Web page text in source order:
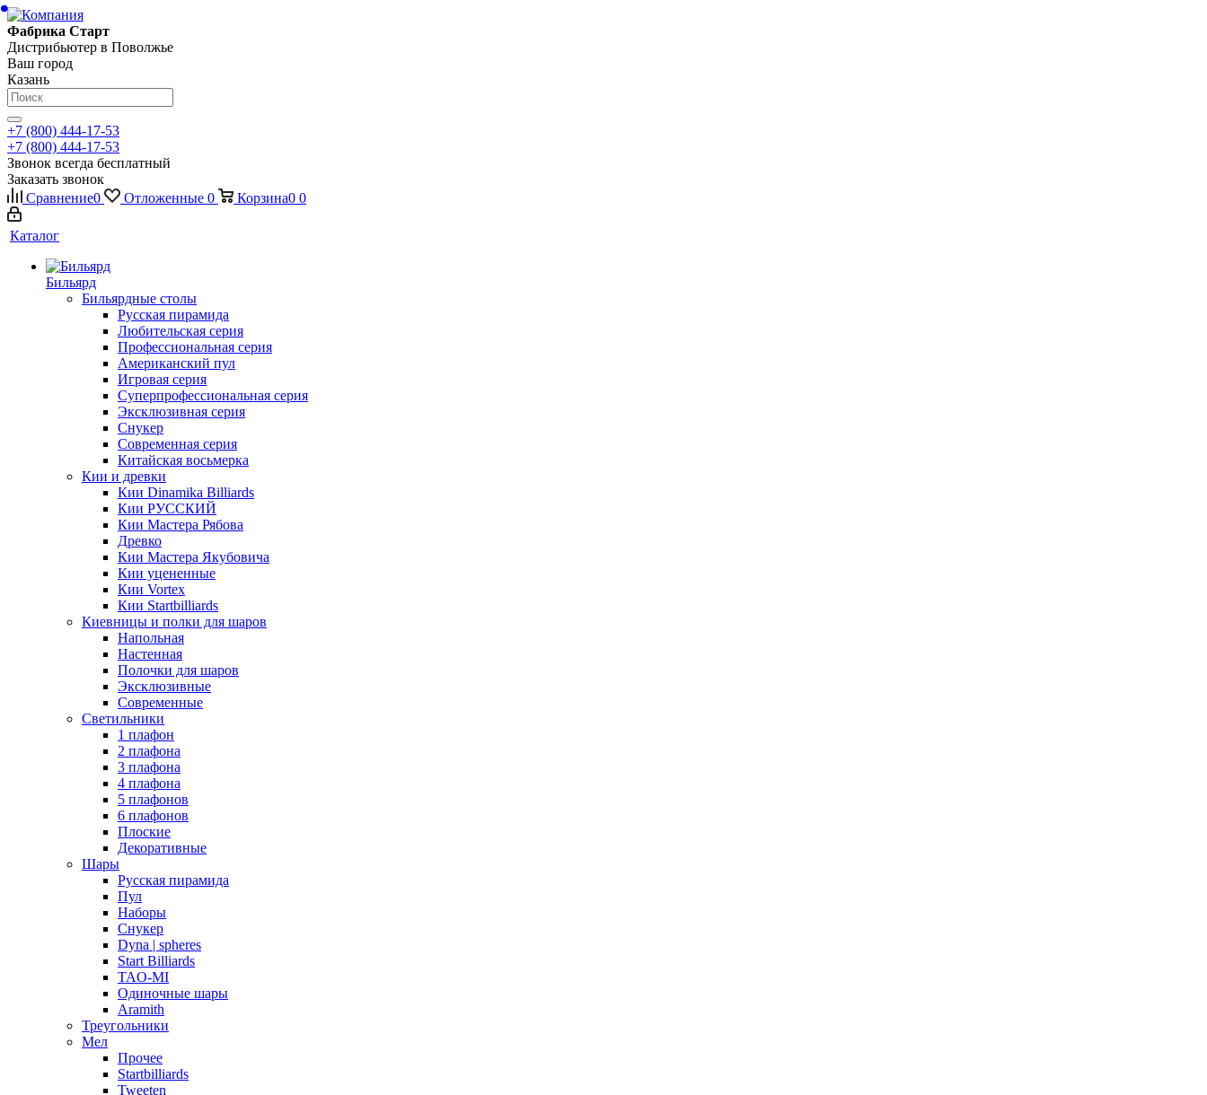
Фабрика Старт
Дистрибьютер в Поволжье
Ваш город
Казань
+7 (800) 444-17-53
+7 (800) 444-17-53
Звонок всегда бесплатный
Заказать звонок
Сравнение0 Отложенные 0 Корзина0 0
Каталог
Бильярд
Бильярдные столы
Русская пирамида
Любительская серия
Профессиональная серия
Американский пул
Игровая серия
Суперпрофессиональная серия
Эксклюзивная серия
Снукер
Современная серия
Китайская восьмерка
Кии и древки
Кии Dinamika Billiards
Кии РУССКИЙ
Кии Мастера Рябова
Древко
Кии Мастера Якубовича
Кии уцененные
Кии Vortex
Кии Startbilliards
Киевницы и полки для шаров
Напольная
Настенная
Полочки для шаров
Эксклюзивные
Современные
Светильники
1 плафон
2 плафона
3 плафона
4 плафона
5 плафонов
6 плафонов
Плоские
Декоративные
Шары
Русская пирамида
Пул
Наборы
Снукер
Dyna | spheres
Start Billiards
TAO-MI
Одиночные шары
Aramith
Треугольники
Мел
Прочее
Startbilliards
Tweeten